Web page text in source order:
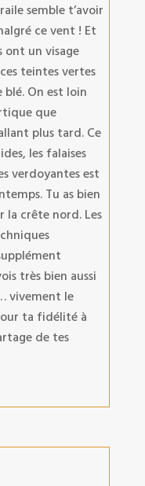
semble t’avoir
ce vent ! Et
ont un visage
teintes vertes
blé. On est loin
que
plus tard. Ce
les falaises
verdoyantes est
Tu as bien
crête nord. Les
très bien aussi
vivement le
ta fidélité à
de tes